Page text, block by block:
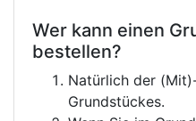
Wer kann einen
bestellen?
Natürlich der
Grundstückes.